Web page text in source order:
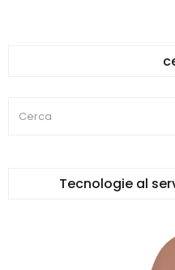
Tecnologie al